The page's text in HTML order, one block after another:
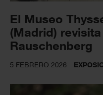
El Museo
(Madrid)
Rauschenberg
5 FEBRERO 2026